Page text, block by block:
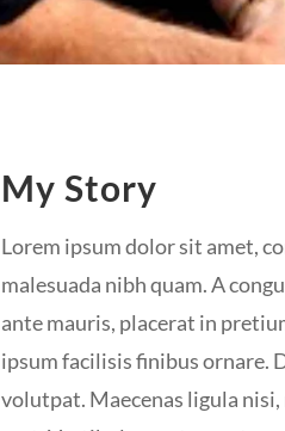
My Story
Lorem ipsum dolor sit amet,
malesuada nibh quam. A
ante mauris, placerat in
ipsum facilisis finibus ornare.
volutpat. Maecenas ligula